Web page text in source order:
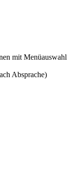
mit Menüauswahl
Absprache)